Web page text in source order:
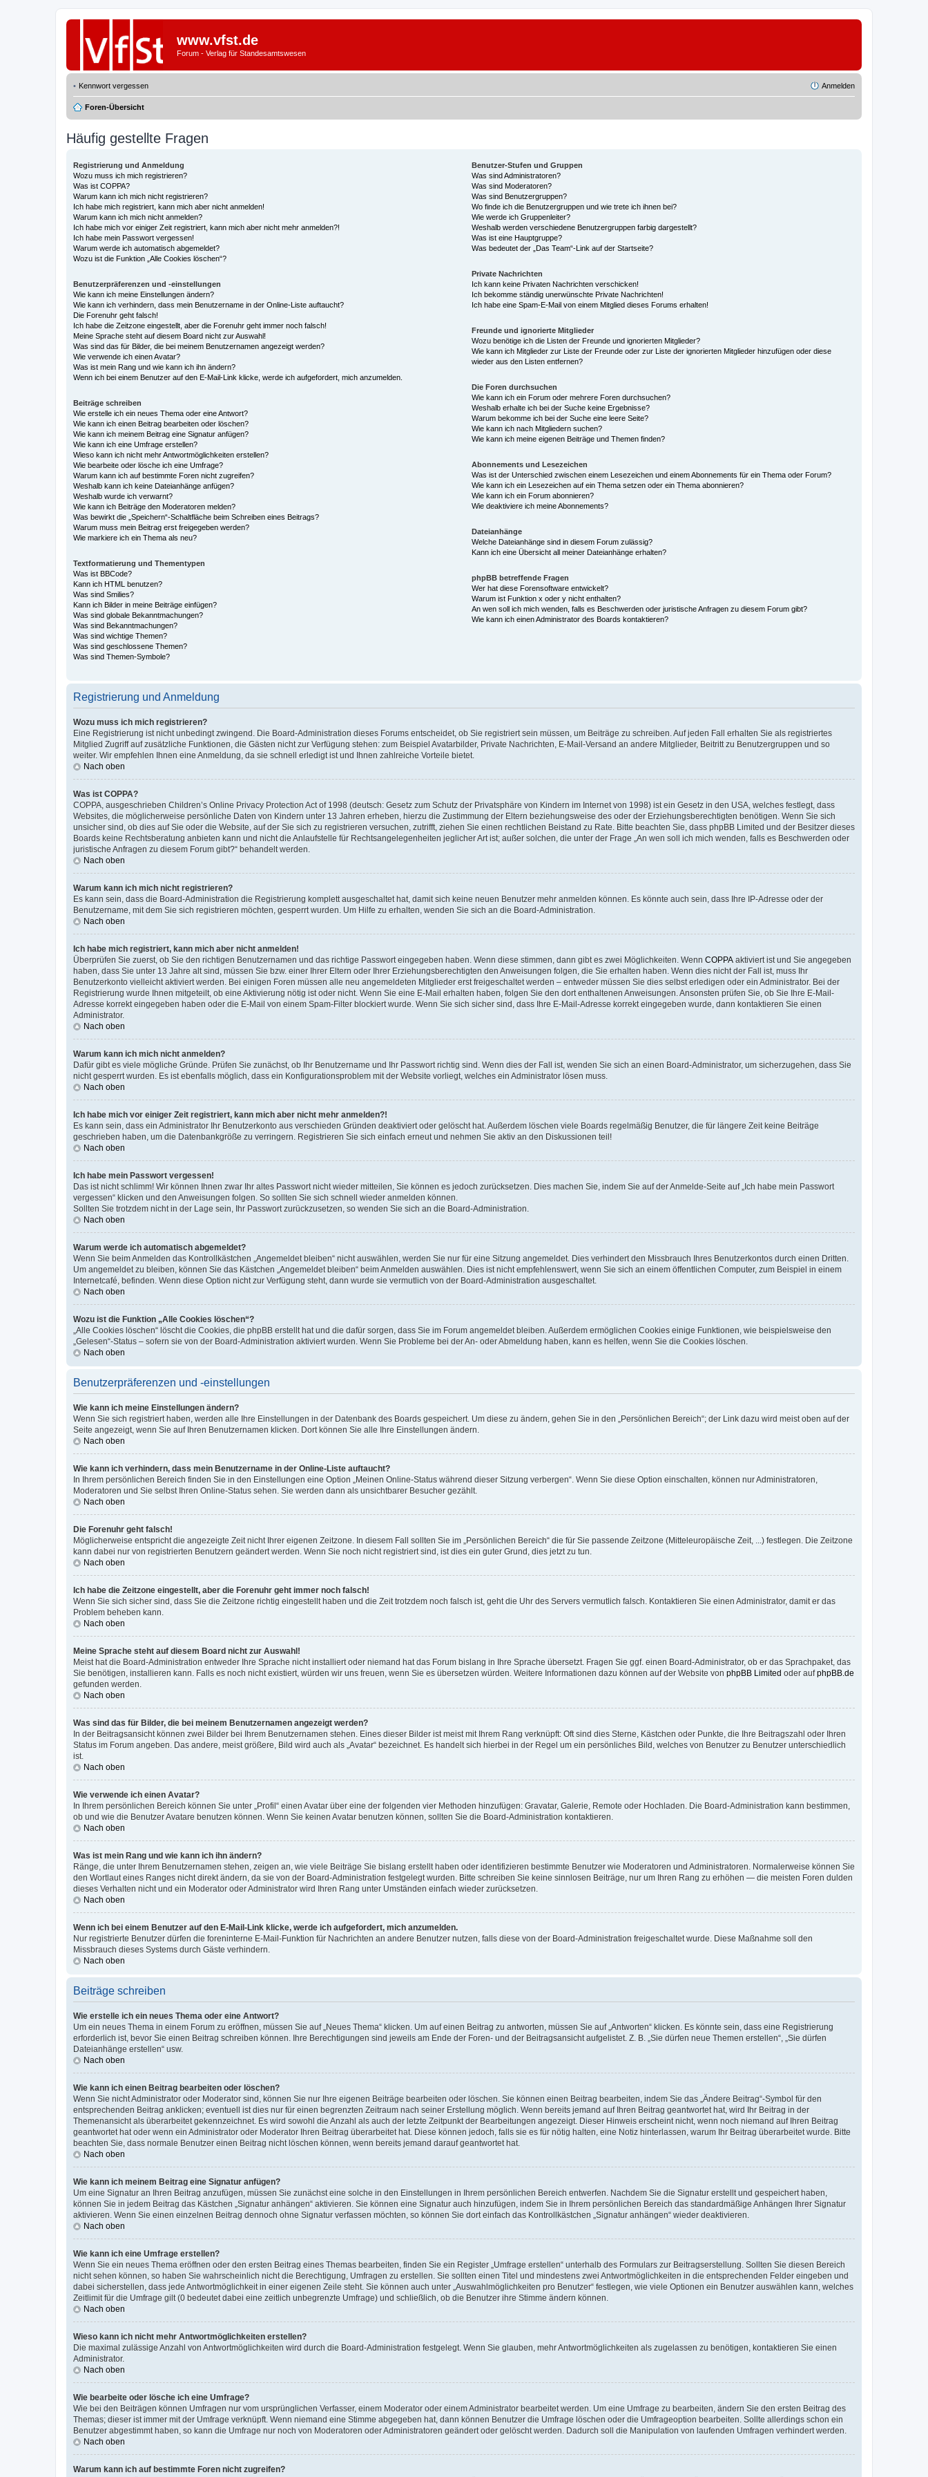
www.vfst.de
Forum - Verlag für Standesamtswesen
Kennwort vergessen Anmelden
Foren-Übersicht
Häufig gestellte Fragen
Registrierung und Anmeldung
Wozu muss ich mich registrieren?
Was ist COPPA?
Warum kann ich mich nicht registrieren?
Ich habe mich registriert, kann mich aber nicht anmelden!
Warum kann ich mich nicht anmelden?
Ich habe mich vor einiger Zeit registriert, kann mich aber nicht mehr anmelden?!
Ich habe mein Passwort vergessen!
Warum werde ich automatisch abgemeldet?
Wozu ist die Funktion „Alle Cookies löschen“?
Benutzerpräferenzen und -einstellungen
Wie kann ich meine Einstellungen ändern?
Wie kann ich verhindern, dass mein Benutzername in der Online-Liste auftaucht?
Die Forenuhr geht falsch!
Ich habe die Zeitzone eingestellt, aber die Forenuhr geht immer noch falsch!
Meine Sprache steht auf diesem Board nicht zur Auswahl!
Was sind das für Bilder, die bei meinem Benutzernamen angezeigt werden?
Wie verwende ich einen Avatar?
Was ist mein Rang und wie kann ich ihn ändern?
Wenn ich bei einem Benutzer auf den E-Mail-Link klicke, werde ich aufgefordert, mich anzumelden.
Beiträge schreiben
Wie erstelle ich ein neues Thema oder eine Antwort?
Wie kann ich einen Beitrag bearbeiten oder löschen?
Wie kann ich meinem Beitrag eine Signatur anfügen?
Wie kann ich eine Umfrage erstellen?
Wieso kann ich nicht mehr Antwortmöglichkeiten erstellen?
Wie bearbeite oder lösche ich eine Umfrage?
Warum kann ich auf bestimmte Foren nicht zugreifen?
Weshalb kann ich keine Dateianhänge anfügen?
Weshalb wurde ich verwarnt?
Wie kann ich Beiträge den Moderatoren melden?
Was bewirkt die „Speichern“-Schaltfläche beim Schreiben eines Beitrags?
Warum muss mein Beitrag erst freigegeben werden?
Wie markiere ich ein Thema als neu?
Textformatierung und Thementypen
Was ist BBCode?
Kann ich HTML benutzen?
Was sind Smilies?
Kann ich Bilder in meine Beiträge einfügen?
Was sind globale Bekanntmachungen?
Was sind Bekanntmachungen?
Was sind wichtige Themen?
Was sind geschlossene Themen?
Was sind Themen-Symbole?
Benutzer-Stufen und Gruppen
Was sind Administratoren?
Was sind Moderatoren?
Was sind Benutzergruppen?
Wo finde ich die Benutzergruppen und wie trete ich ihnen bei?
Wie werde ich Gruppenleiter?
Weshalb werden verschiedene Benutzergruppen farbig dargestellt?
Was ist eine Hauptgruppe?
Was bedeutet der „Das Team“-Link auf der Startseite?
Private Nachrichten
Ich kann keine Privaten Nachrichten verschicken!
Ich bekomme ständig unerwünschte Private Nachrichten!
Ich habe eine Spam-E-Mail von einem Mitglied dieses Forums erhalten!
Freunde und ignorierte Mitglieder
Wozu benötige ich die Listen der Freunde und ignorierten Mitglieder?
Wie kann ich Mitglieder zur Liste der Freunde oder zur Liste der ignorierten Mitglieder hinzufügen oder diese
wieder aus den Listen entfernen?
Die Foren durchsuchen
Wie kann ich ein Forum oder mehrere Foren durchsuchen?
Weshalb erhalte ich bei der Suche keine Ergebnisse?
Warum bekomme ich bei der Suche eine leere Seite?
Wie kann ich nach Mitgliedern suchen?
Wie kann ich meine eigenen Beiträge und Themen finden?
Abonnements und Lesezeichen
Was ist der Unterschied zwischen einem Lesezeichen und einem Abonnements für ein Thema oder Forum?
Wie kann ich ein Lesezeichen auf ein Thema setzen oder ein Thema abonnieren?
Wie kann ich ein Forum abonnieren?
Wie deaktiviere ich meine Abonnements?
Dateianhänge
Welche Dateianhänge sind in diesem Forum zulässig?
Kann ich eine Übersicht all meiner Dateianhänge erhalten?
phpBB betreffende Fragen
Wer hat diese Forensoftware entwickelt?
Warum ist Funktion x oder y nicht enthalten?
An wen soll ich mich wenden, falls es Beschwerden oder juristische Anfragen zu diesem Forum gibt?
Wie kann ich einen Administrator des Boards kontaktieren?
Registrierung und Anmeldung
Wozu muss ich mich registrieren?
Eine Registrierung ist nicht unbedingt zwingend. Die Board-Administration dieses Forums entscheidet, ob Sie registriert sein müssen, um Beiträge zu schreiben. Auf jeden Fall erhalten Sie als registriertes
Mitglied Zugriff auf zusätzliche Funktionen, die Gästen nicht zur Verfügung stehen: zum Beispiel Avatarbilder, Private Nachrichten, E-Mail-Versand an andere Mitglieder, Beitritt zu Benutzergruppen und so
weiter. Wir empfehlen Ihnen eine Anmeldung, da sie schnell erledigt ist und Ihnen zahlreiche Vorteile bietet.
Nach oben
Was ist COPPA?
COPPA, ausgeschrieben Children’s Online Privacy Protection Act of 1998 (deutsch: Gesetz zum Schutz der Privatsphäre von Kindern im Internet von 1998) ist ein Gesetz in den USA, welches festlegt, dass
Websites, die möglicherweise persönliche Daten von Kindern unter 13 Jahren erheben, hierzu die Zustimmung der Eltern beziehungsweise des oder der Erziehungsberechtigten benötigen. Wenn Sie sich
unsicher sind, ob dies auf Sie oder die Website, auf der Sie sich zu registrieren versuchen, zutrifft, ziehen Sie einen rechtlichen Beistand zu Rate. Bitte beachten Sie, dass phpBB Limited und der Besitzer dieses
Boards keine Rechtsberatung anbieten kann und nicht die Anlaufstelle für Rechtsangelegenheiten jeglicher Art ist; außer solchen, die unter der Frage „An wen soll ich mich wenden, falls es Beschwerden oder
juristische Anfragen zu diesem Forum gibt?“ behandelt werden.
Nach oben
Warum kann ich mich nicht registrieren?
Es kann sein, dass die Board-Administration die Registrierung komplett ausgeschaltet hat, damit sich keine neuen Benutzer mehr anmelden können. Es könnte auch sein, dass Ihre IP-Adresse oder der
Benutzername, mit dem Sie sich registrieren möchten, gesperrt wurden. Um Hilfe zu erhalten, wenden Sie sich an die Board-Administration.
Nach oben
Ich habe mich registriert, kann mich aber nicht anmelden!
Überprüfen Sie zuerst, ob Sie den richtigen Benutzernamen und das richtige Passwort eingegeben haben. Wenn diese stimmen, dann gibt es zwei Möglichkeiten. Wenn COPPA aktiviert ist und Sie angegeben
haben, dass Sie unter 13 Jahre alt sind, müssen Sie bzw. einer Ihrer Eltern oder Ihrer Erziehungsberechtigten den Anweisungen folgen, die Sie erhalten haben. Wenn dies nicht der Fall ist, muss Ihr
Benutzerkonto vielleicht aktiviert werden. Bei einigen Foren müssen alle neu angemeldeten Mitglieder erst freigeschaltet werden – entweder müssen Sie dies selbst erledigen oder ein Administrator. Bei der
Registrierung wurde Ihnen mitgeteilt, ob eine Aktivierung nötig ist oder nicht. Wenn Sie eine E-Mail erhalten haben, folgen Sie den dort enthaltenen Anweisungen. Ansonsten prüfen Sie, ob Sie Ihre E-Mail-
Adresse korrekt eingegeben haben oder die E-Mail von einem Spam-Filter blockiert wurde. Wenn Sie sich sicher sind, dass Ihre E-Mail-Adresse korrekt eingegeben wurde, dann kontaktieren Sie einen
Administrator.
Nach oben
Warum kann ich mich nicht anmelden?
Dafür gibt es viele mögliche Gründe. Prüfen Sie zunächst, ob Ihr Benutzername und Ihr Passwort richtig sind. Wenn dies der Fall ist, wenden Sie sich an einen Board-Administrator, um sicherzugehen, dass Sie
nicht gesperrt wurden. Es ist ebenfalls möglich, dass ein Konfigurationsproblem mit der Website vorliegt, welches ein Administrator lösen muss.
Nach oben
Ich habe mich vor einiger Zeit registriert, kann mich aber nicht mehr anmelden?!
Es kann sein, dass ein Administrator Ihr Benutzerkonto aus verschieden Gründen deaktiviert oder gelöscht hat. Außerdem löschen viele Boards regelmäßig Benutzer, die für längere Zeit keine Beiträge
geschrieben haben, um die Datenbankgröße zu verringern. Registrieren Sie sich einfach erneut und nehmen Sie aktiv an den Diskussionen teil!
Nach oben
Ich habe mein Passwort vergessen!
Das ist nicht schlimm! Wir können Ihnen zwar Ihr altes Passwort nicht wieder mitteilen, Sie können es jedoch zurücksetzen. Dies machen Sie, indem Sie auf der Anmelde-Seite auf „Ich habe mein Passwort
vergessen“ klicken und den Anweisungen folgen. So sollten Sie sich schnell wieder anmelden können.
Sollten Sie trotzdem nicht in der Lage sein, Ihr Passwort zurückzusetzen, so wenden Sie sich an die Board-Administration.
Nach oben
Warum werde ich automatisch abgemeldet?
Wenn Sie beim Anmelden das Kontrollkästchen „Angemeldet bleiben“ nicht auswählen, werden Sie nur für eine Sitzung angemeldet. Dies verhindert den Missbrauch Ihres Benutzerkontos durch einen Dritten.
Um angemeldet zu bleiben, können Sie das Kästchen „Angemeldet bleiben“ beim Anmelden auswählen. Dies ist nicht empfehlenswert, wenn Sie sich an einem öffentlichen Computer, zum Beispiel in einem
Internetcafé, befinden. Wenn diese Option nicht zur Verfügung steht, dann wurde sie vermutlich von der Board-Administration ausgeschaltet.
Nach oben
Wozu ist die Funktion „Alle Cookies löschen“?
„Alle Cookies löschen“ löscht die Cookies, die phpBB erstellt hat und die dafür sorgen, dass Sie im Forum angemeldet bleiben. Außerdem ermöglichen Cookies einige Funktionen, wie beispielsweise den
„Gelesen“-Status – sofern sie von der Board-Administration aktiviert wurden. Wenn Sie Probleme bei der An- oder Abmeldung haben, kann es helfen, wenn Sie die Cookies löschen.
Nach oben
Benutzerpräferenzen und -einstellungen
Wie kann ich meine Einstellungen ändern?
Wenn Sie sich registriert haben, werden alle Ihre Einstellungen in der Datenbank des Boards gespeichert. Um diese zu ändern, gehen Sie in den „Persönlichen Bereich“; der Link dazu wird meist oben auf der
Seite angezeigt, wenn Sie auf Ihren Benutzernamen klicken. Dort können Sie alle Ihre Einstellungen ändern.
Nach oben
Wie kann ich verhindern, dass mein Benutzername in der Online-Liste auftaucht?
In Ihrem persönlichen Bereich finden Sie in den Einstellungen eine Option „Meinen Online-Status während dieser Sitzung verbergen“. Wenn Sie diese Option einschalten, können nur Administratoren,
Moderatoren und Sie selbst Ihren Online-Status sehen. Sie werden dann als unsichtbarer Besucher gezählt.
Nach oben
Die Forenuhr geht falsch!
Möglicherweise entspricht die angezeigte Zeit nicht Ihrer eigenen Zeitzone. In diesem Fall sollten Sie im „Persönlichen Bereich“ die für Sie passende Zeitzone (Mitteleuropäische Zeit, ...) festlegen. Die Zeitzone
kann dabei nur von registrierten Benutzern geändert werden. Wenn Sie noch nicht registriert sind, ist dies ein guter Grund, dies jetzt zu tun.
Nach oben
Ich habe die Zeitzone eingestellt, aber die Forenuhr geht immer noch falsch!
Wenn Sie sich sicher sind, dass Sie die Zeitzone richtig eingestellt haben und die Zeit trotzdem noch falsch ist, geht die Uhr des Servers vermutlich falsch. Kontaktieren Sie einen Administrator, damit er das
Problem beheben kann.
Nach oben
Meine Sprache steht auf diesem Board nicht zur Auswahl!
Meist hat die Board-Administration entweder Ihre Sprache nicht installiert oder niemand hat das Forum bislang in Ihre Sprache übersetzt. Fragen Sie ggf. einen Board-Administrator, ob er das Sprachpaket, das
Sie benötigen, installieren kann. Falls es noch nicht existiert, würden wir uns freuen, wenn Sie es übersetzen würden. Weitere Informationen dazu können auf der Website von phpBB Limited oder aufphpBB.de
gefunden werden.
Nach oben
Was sind das für Bilder, die bei meinem Benutzernamen angezeigt werden?
In der Beitragsansicht können zwei Bilder bei Ihrem Benutzernamen stehen. Eines dieser Bilder ist meist mit Ihrem Rang verknüpft: Oft sind dies Sterne, Kästchen oder Punkte, die Ihre Beitragszahl oder Ihren
Status im Forum angeben. Das andere, meist größere, Bild wird auch als „Avatar“ bezeichnet. Es handelt sich hierbei in der Regel um ein persönliches Bild, welches von Benutzer zu Benutzer unterschiedlich
ist.
Nach oben
Wie verwende ich einen Avatar?
In Ihrem persönlichen Bereich können Sie unter „Profil“ einen Avatar über eine der folgenden vier Methoden hinzufügen: Gravatar, Galerie, Remote oder Hochladen. Die Board-Administration kann bestimmen,
ob und wie die Benutzer Avatare benutzen können. Wenn Sie keinen Avatar benutzen können, sollten Sie die Board-Administration kontaktieren.
Nach oben
Was ist mein Rang und wie kann ich ihn ändern?
Ränge, die unter Ihrem Benutzernamen stehen, zeigen an, wie viele Beiträge Sie bislang erstellt haben oder identifizieren bestimmte Benutzer wie Moderatoren und Administratoren. Normalerweise können Sie
den Wortlaut eines Ranges nicht direkt ändern, da sie von der Board-Administration festgelegt wurden. Bitte schreiben Sie keine sinnlosen Beiträge, nur um Ihren Rang zu erhöhen — die meisten Foren dulden
dieses Verhalten nicht und ein Moderator oder Administrator wird Ihren Rang unter Umständen einfach wieder zurücksetzen.
Nach oben
Wenn ich bei einem Benutzer auf den E-Mail-Link klicke, werde ich aufgefordert, mich anzumelden.
Nur registrierte Benutzer dürfen die foreninterne E-Mail-Funktion für Nachrichten an andere Benutzer nutzen, falls diese von der Board-Administration freigeschaltet wurde. Diese Maßnahme soll den
Missbrauch dieses Systems durch Gäste verhindern.
Nach oben
Beiträge schreiben
Wie erstelle ich ein neues Thema oder eine Antwort?
Um ein neues Thema in einem Forum zu eröffnen, müssen Sie auf „Neues Thema“ klicken. Um auf einen Beitrag zu antworten, müssen Sie auf „Antworten“ klicken. Es könnte sein, dass eine Registrierung
erforderlich ist, bevor Sie einen Beitrag schreiben können. Ihre Berechtigungen sind jeweils am Ende der Foren- und der Beitragsansicht aufgelistet. Z. B. „Sie dürfen neue Themen erstellen“, „Sie dürfen
Dateianhänge erstellen“ usw.
Nach oben
Wie kann ich einen Beitrag bearbeiten oder löschen?
Wenn Sie nicht Administrator oder Moderator sind, können Sie nur Ihre eigenen Beiträge bearbeiten oder löschen. Sie können einen Beitrag bearbeiten, indem Sie das „Ändere Beitrag“-Symbol für den
entsprechenden Beitrag anklicken; eventuell ist dies nur für einen begrenzten Zeitraum nach seiner Erstellung möglich. Wenn bereits jemand auf Ihren Beitrag geantwortet hat, wird Ihr Beitrag in der
Themenansicht als überarbeitet gekennzeichnet. Es wird sowohl die Anzahl als auch der letzte Zeitpunkt der Bearbeitungen angezeigt. Dieser Hinweis erscheint nicht, wenn noch niemand auf Ihren Beitrag
geantwortet hat oder wenn ein Administrator oder Moderator Ihren Beitrag überarbeitet hat. Diese können jedoch, falls sie es für nötig halten, eine Notiz hinterlassen, warum Ihr Beitrag überarbeitet wurde. Bitte
beachten Sie, dass normale Benutzer einen Beitrag nicht löschen können, wenn bereits jemand darauf geantwortet hat.
Nach oben
Wie kann ich meinem Beitrag eine Signatur anfügen?
Um eine Signatur an Ihren Beitrag anzufügen, müssen Sie zunächst eine solche in den Einstellungen in Ihrem persönlichen Bereich entwerfen. Nachdem Sie die Signatur erstellt und gespeichert haben,
können Sie in jedem Beitrag das Kästchen „Signatur anhängen“ aktivieren. Sie können eine Signatur auch hinzufügen, indem Sie in Ihrem persönlichen Bereich das standardmäßige Anhängen Ihrer Signatur
aktivieren. Wenn Sie einen einzelnen Beitrag dennoch ohne Signatur verfassen möchten, so können Sie dort einfach das Kontrollkästchen „Signatur anhängen“ wieder deaktivieren.
Nach oben
Wie kann ich eine Umfrage erstellen?
Wenn Sie ein neues Thema eröffnen oder den ersten Beitrag eines Themas bearbeiten, finden Sie ein Register „Umfrage erstellen“ unterhalb des Formulars zur Beitragserstellung. Sollten Sie diesen Bereich
nicht sehen können, so haben Sie wahrscheinlich nicht die Berechtigung, Umfragen zu erstellen. Sie sollten einen Titel und mindestens zwei Antwortmöglichkeiten in die entsprechenden Felder eingeben und
dabei sicherstellen, dass jede Antwortmöglichkeit in einer eigenen Zeile steht. Sie können auch unter „Auswahlmöglichkeiten pro Benutzer“ festlegen, wie viele Optionen ein Benutzer auswählen kann, welches
Zeitlimit für die Umfrage gilt (0 bedeutet dabei eine zeitlich unbegrenzte Umfrage) und schließlich, ob die Benutzer ihre Stimme ändern können.
Nach oben
Wieso kann ich nicht mehr Antwortmöglichkeiten erstellen?
Die maximal zulässige Anzahl von Antwortmöglichkeiten wird durch die Board-Administration festgelegt. Wenn Sie glauben, mehr Antwortmöglichkeiten als zugelassen zu benötigen, kontaktieren Sie einen
Administrator.
Nach oben
Wie bearbeite oder lösche ich eine Umfrage?
Wie bei den Beiträgen können Umfragen nur vom ursprünglichen Verfasser, einem Moderator oder einem Administrator bearbeitet werden. Um eine Umfrage zu bearbeiten, ändern Sie den ersten Beitrag des
Themas; dieser ist immer mit der Umfrage verknüpft. Wenn niemand eine Stimme abgegeben hat, dann können Benutzer die Umfrage löschen oder die Umfrageoption bearbeiten. Sollte allerdings schon ein
Benutzer abgestimmt haben, so kann die Umfrage nur noch von Moderatoren oder Administratoren geändert oder gelöscht werden. Dadurch soll die Manipulation von laufenden Umfragen verhindert werden.
Nach oben
Warum kann ich auf bestimmte Foren nicht zugreifen?